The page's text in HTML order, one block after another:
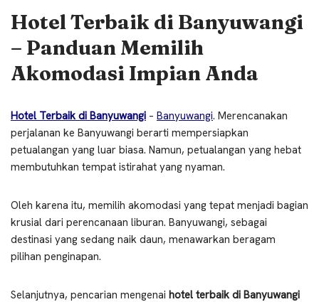
Hotel Terbaik di Banyuwangi
– Panduan Memilih
Akomodasi Impian Anda
Hotel Terbaik di Banyuwangi – Banyuwangi. Merencanakan
perjalanan ke Banyuwangi berarti mempersiapkan
petualangan yang luar biasa. Namun, petualangan yang hebat
membutuhkan tempat istirahat yang nyaman.
Oleh karena itu, memilih akomodasi yang tepat menjadi bagian
krusial dari perencanaan liburan. Banyuwangi, sebagai
destinasi yang sedang naik daun, menawarkan beragam
pilihan penginapan.
Selanjutnya, pencarian mengenai hotel terbaik di Banyuwangi